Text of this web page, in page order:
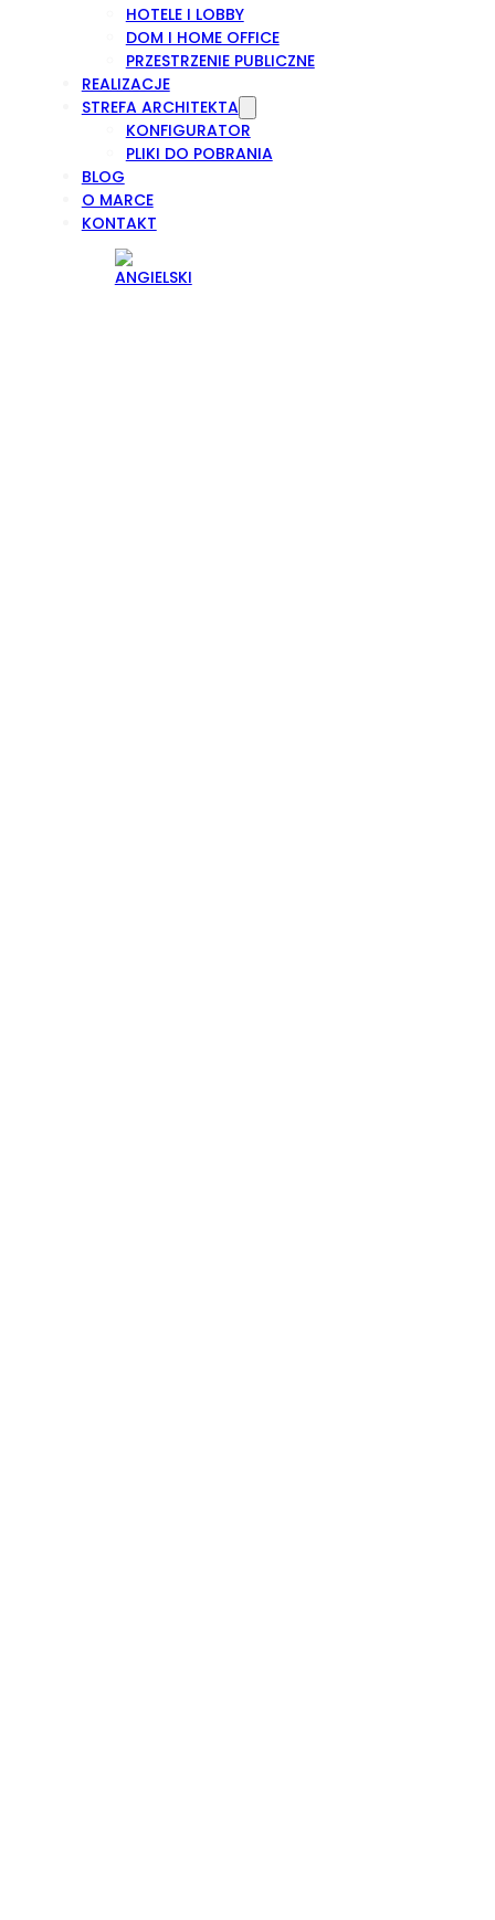
HOTELE I LOBBY
DOM I HOME OFFICE
PRZESTRZENIE PUBLICZNE
REALIZACJE
STREFA ARCHITEKTA
KONFIGURATOR
PLIKI DO POBRANIA
BLOG
O MARCE
KONTAKT